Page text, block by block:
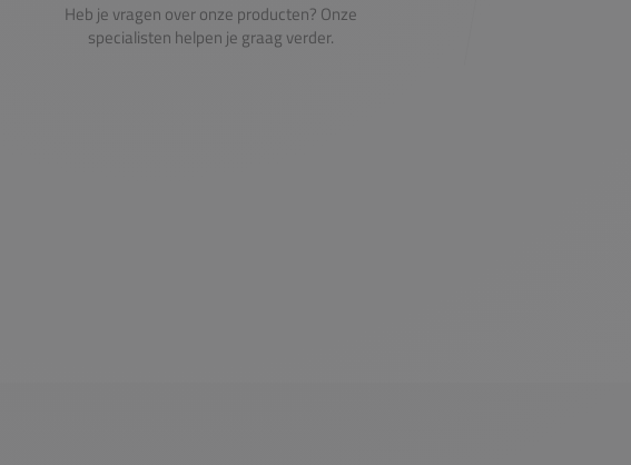
Heb je vragen over onze producten? Onze
specialisten helpen je graag verder.